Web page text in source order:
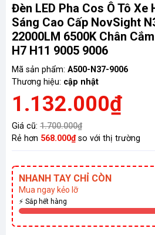
Đèn LED Pha Cos Ô Tô Xe
Sáng Cao Cấp NovSight
22000LM 6500K Chân
H7 H11 9005 9006
Mã sản phẩm: A500-N37-9006
Thương hiệu: cập nhật
1.132.000₫
Giá cũ: 1.700.000₫
Rẻ hơn 568.000₫so với thị trường
NHANH TAY CHỈ CÒN
Mua ngay kẻo lỡ
⚡ Sắp hết hàng